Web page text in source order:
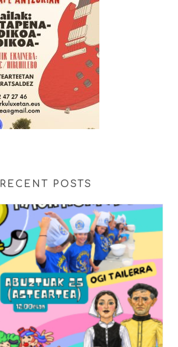
RECENT POSTS